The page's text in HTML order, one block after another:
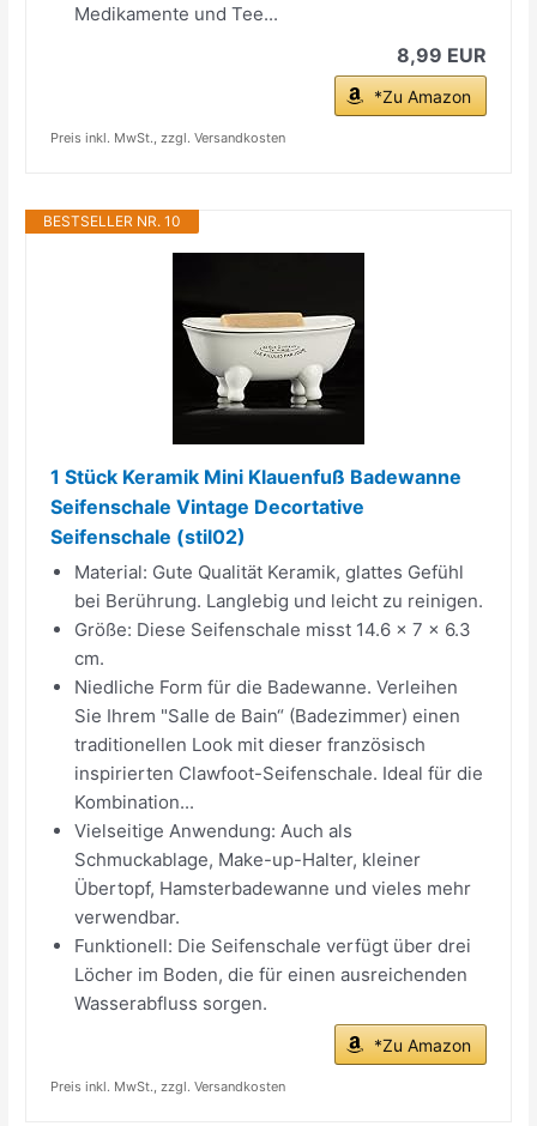
Medikamente und Tee...
8,99 EUR
*Zu Amazon
Preis inkl. MwSt., zzgl. Versandkosten
BESTSELLER NR. 10
1 Stück Keramik Mini Klauenfuß Badewanne
Seifenschale Vintage Decortative
Seifenschale (stil02)
Material: Gute Qualität Keramik, glattes Gefühl
bei Berührung. Langlebig und leicht zu reinigen.
Größe: Diese Seifenschale misst 14.6 x 7 x 6.3
cm.
Niedliche Form für die Badewanne. Verleihen
Sie Ihrem "Salle de Bain“ (Badezimmer) einen
traditionellen Look mit dieser französisch
inspirierten Clawfoot-Seifenschale. Ideal für die
Kombination...
Vielseitige Anwendung: Auch als
Schmuckablage, Make-up-Halter, kleiner
Übertopf, Hamsterbadewanne und vieles mehr
verwendbar.
Funktionell: Die Seifenschale verfügt über drei
Löcher im Boden, die für einen ausreichenden
Wasserabfluss sorgen.
*Zu Amazon
Preis inkl. MwSt., zzgl. Versandkosten